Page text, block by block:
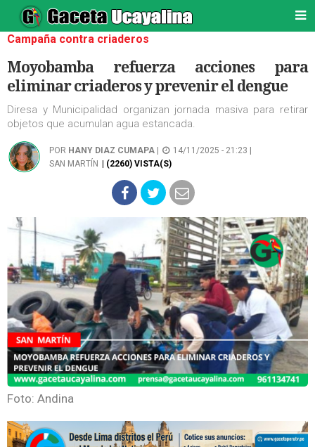
Campaña contra criaderos
Moyobamba refuerza acciones para
eliminar criaderos y prevenir el dengue
Diresa y Municipalidad organizan jornada masiva para retirar
objetos que acumulan agua estancada.
POR HANY DIAZ CUMAPA
14/11/2025 - 21:23 |
SAN MARTÍN
| (2260) VISTA(S)
Foto: Andina